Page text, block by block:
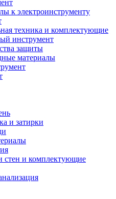
к электроинструменту
техника и комплектующие
инструмент
защиты
материалы
и затирки
стен и комплектующие